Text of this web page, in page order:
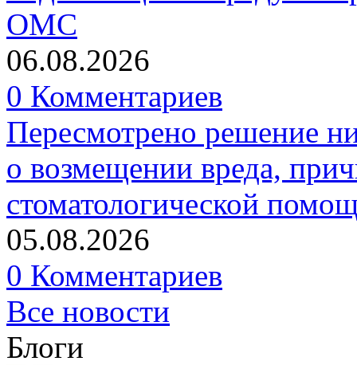
ОМС
06.08.2026
0 Комментариев
Пересмотрено решение
о возмещении вреда,
стоматологической
05.08.2026
0 Комментариев
Все новости
Блоги